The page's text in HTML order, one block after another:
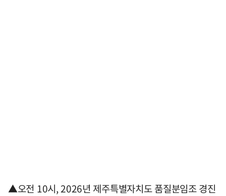
▲오전 10시, 2026년 제주특별자치도 품질분임조 경진